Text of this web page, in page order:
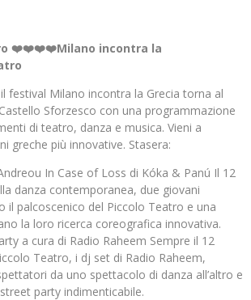
❤️❤️❤️❤️Milano incontra la
festival Milano incontra la Grecia torna al
Sforzesco con una programmazione
di teatro, danza e musica. Vieni a
greche più innovative. Stasera:
In Case of Loss di Kóka & Panú Il 12
danza contemporanea, due giovani
il palcoscenico del Piccolo Teatro e una
la loro ricerca coreografica innovativa.
a cura di Radio Raheem Sempre il 12
Teatro, i dj set di Radio Raheem,
da uno spettacolo di danza all’altro e
party indimenticabile.